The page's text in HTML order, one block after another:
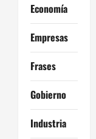
Economía
Empresas
Frases
Gobierno
Industria